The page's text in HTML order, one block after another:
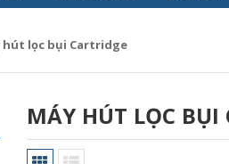
hút lọc bụi Cartridge
MÁY HÚT LỌC BỤI